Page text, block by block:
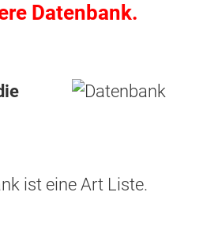
Datenbank.
ist eine Art Liste.